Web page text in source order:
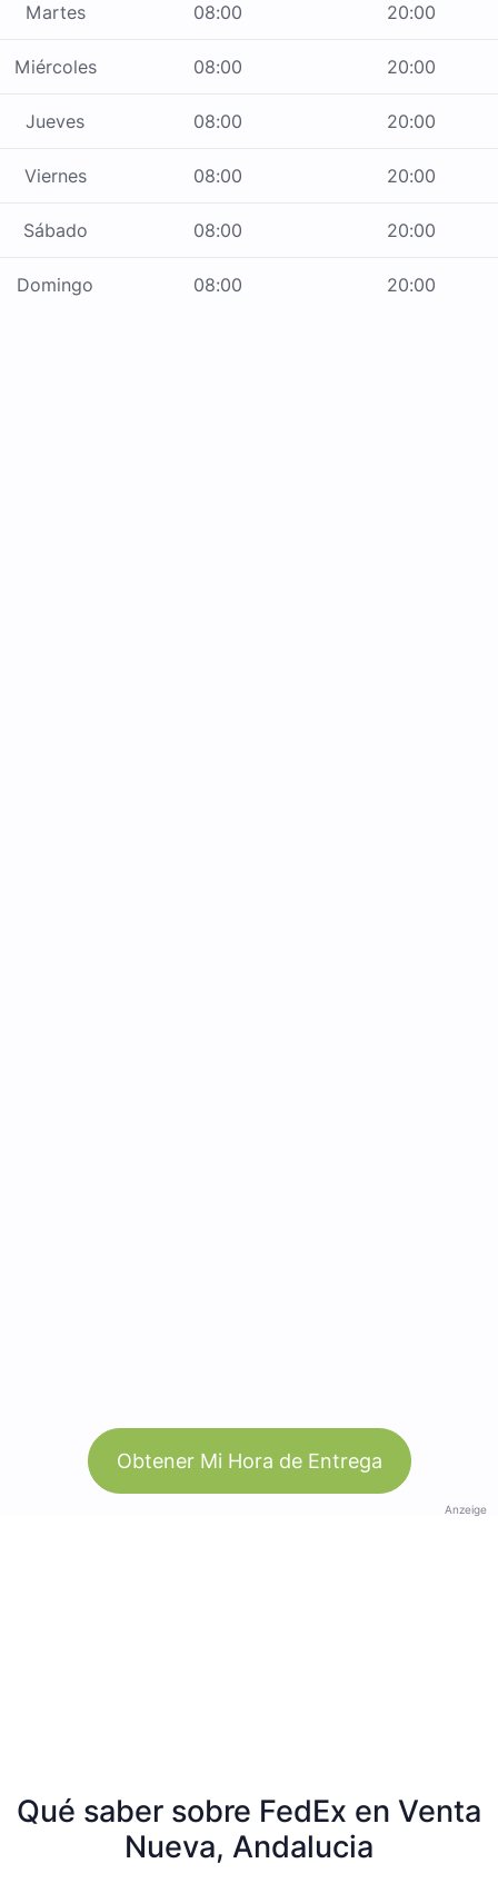
Martes 08:00 20:00
Miércoles 08:00 20:00
Jueves 08:00 20:00
Viernes 08:00 20:00
Sábado 08:00 20:00
Domingo 08:00 20:00
Obtener Mi Hora de Entrega
Anzeige
Qué saber sobre FedEx en Venta
Nueva, Andalucia